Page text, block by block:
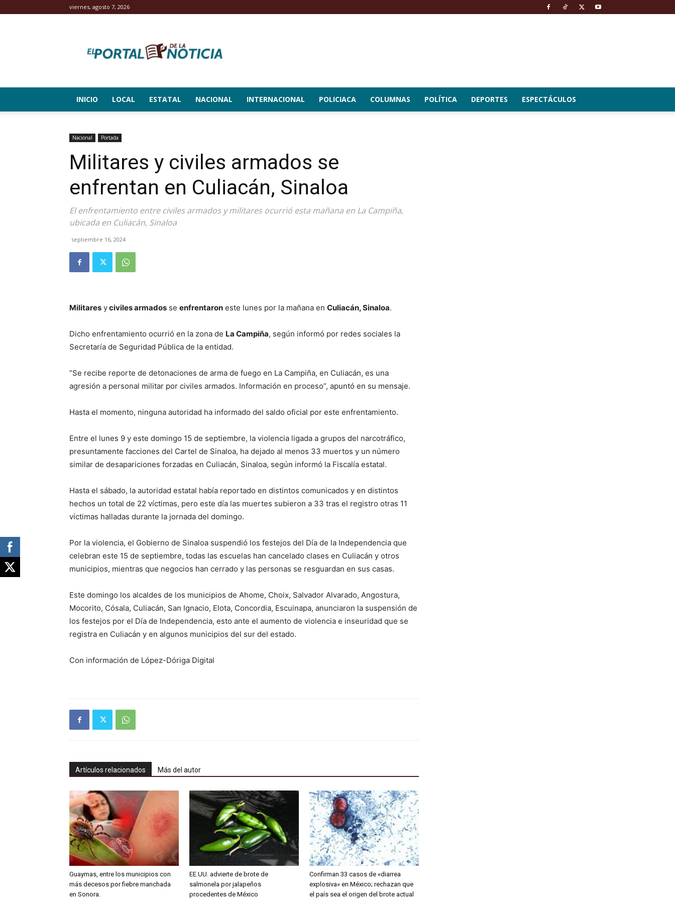
viernes, agosto 7, 2026
Portal
de
INICIO LOCAL ESTATAL NACIONAL INTERNACIONAL POLICIACA COLUMNAS POLÍTICA DEPORTES ESPECTÁCULOS
Nacional Portada
Militares y civiles armados se
enfrentan en Culiacán, Sinaloa
El enfrentamiento entre civiles armados y militares ocurrió esta mañana en La Campiña,
ubicada en Culiacán, Sinaloa
septiembre 16, 2024
Militares yciviles armados se enfrentaron este lunes por la mañana en Culiacán, Sinaloa.
Dicho enfrentamiento ocurrió en la zona de La Campiña, según informó por redes sociales la
Secretaría de Seguridad Pública de la entidad.
“Se recibe reporte de detonaciones de arma de fuego en La Campiña, en Culiacán, es una
agresión a personal militar por civiles armados. Información en proceso”, apuntó en su mensaje.
Hasta el momento, ninguna autoridad ha informado del saldo oficial por este enfrentamiento.
Entre el lunes 9 y este domingo 15 de septiembre, la violencia ligada a grupos del narcotráfico,
presuntamente facciones del Cartel de Sinaloa, ha dejado al menos 33 muertos y un número
similar de desapariciones forzadas en Culiacán, Sinaloa, según informó la Fiscalía estatal.
Hasta el sábado, la autoridad estatal había reportado en distintos comunicados y en distintos
hechos un total de 22 víctimas, pero este día las muertes subieron a 33 tras el registro otras 11
víctimas halladas durante la jornada del domingo.
Por la violencia, el Gobierno de Sinaloa suspendió los festejos del Día de la Independencia que
celebran este 15 de septiembre, todas las escuelas han cancelado clases en Culiacán y otros
municipios, mientras que negocios han cerrado y las personas se resguardan en sus casas.
Este domingo los alcaldes de los municipios de Ahome, Choix, Salvador Alvarado, Angostura,
Mocorito, Cósala, Culiacán, San Ignacio, Elota, Concordia, Escuinapa, anunciaron la suspensión de
los festejos por el Día de Independencia, esto ante el aumento de violencia e inseuridad que se
registra en Culiacán y en algunos municipios del sur del estado.
Con información de López-Dóriga Digital
Artículos relacionados Más del autor
Guaymas, entre los municipios con
más decesos por fiebre manchada
en Sonora.
EE.UU. advierte de brote de
salmonela por jalapeños
procedentes de México
Confirman 33 casos de «diarrea
explosiva» en México; rechazan que
el país sea el origen del brote actual